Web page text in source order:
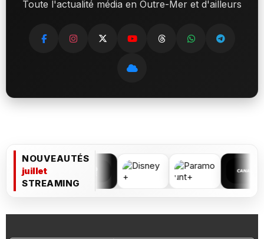
Toute l'actualité média en Outre-Mer et d'ailleurs
NOUVEAUTÉS
juillet
STREAMING